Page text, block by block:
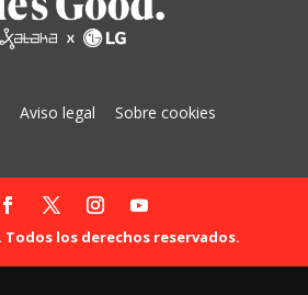
Aviso legal Sobre cookies
Todos los derechos reservados.